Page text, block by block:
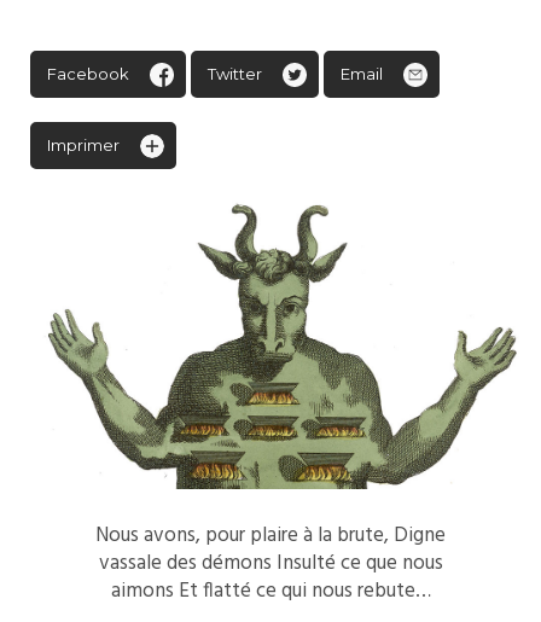
Facebook Twitter Email
Imprimer
Nous avons, pour plaire à la brute, Digne
vassale des démons Insulté ce que nous
aimons Et flatté ce qui nous rebute…